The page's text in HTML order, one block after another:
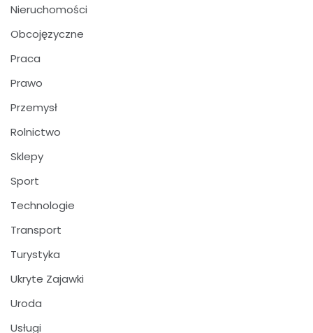
Nieruchomości
Obcojęzyczne
Praca
Prawo
Przemysł
Rolnictwo
Sklepy
Sport
Technologie
Transport
Turystyka
Ukryte Zajawki
Uroda
Usługi